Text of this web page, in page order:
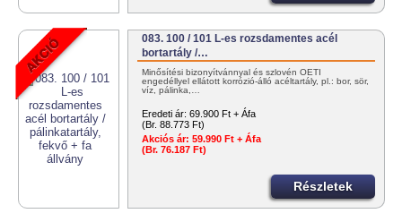
083. 100 / 101 L-es rozsdamentes acél
bortartály /…
Minősítési bizonyítvánnyal és szlovén OÉTI
engedéllyel ellátott korrózió-álló acéltartály, pl.: bor, sör,
víz, pálinka,…
Eredeti ár: 69.900 Ft + Áfa
(Br. 88.773 Ft)
Akciós ár: 59.990 Ft + Áfa
(Br. 76.187 Ft)
Részletek